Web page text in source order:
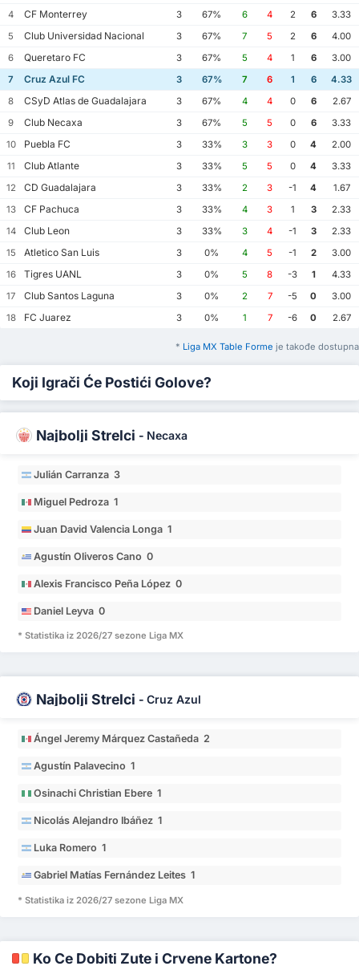
4
CF Monterrey 3 67% 6 4 2 6
3.33
5
Club Universidad Nacional 3 67% 7 5 2 6
4.00
6
Queretaro FC 3 67% 5 4 1 6
3.00
7
Cruz Azul FC 3 67% 7 6 1 6
4.33
8
CSyD Atlas de Guadalajara 3 67% 4 4 0 6
2.67
9
Club Necaxa 3 67% 5 5 0 6
3.33
10
Puebla FC 3 33% 3 3 0 4
2.00
11
Club Atlante 3 33% 5 5 0 4
3.33
12
CD Guadalajara 3 33% 2 3 -1 4
1.67
13
CF Pachuca 3 33% 4 3 1 3
2.33
14
Club Leon 3 33% 3 4 -1 3
2.33
15
Atletico San Luis 3 0% 4 5 -1 2
3.00
16
Tigres UANL 3 0% 5 8 -3 1
4.33
17
Club Santos Laguna 3 0% 2 7 -5 0
3.00
18
FC Juarez 3 0% 1 7 -6 0 2.67
* Liga MX Table Forme je takođe dostupna
Koji Igrači Će Postići Golove?
Najbolji Strelci - Necaxa
Julián Carranza 3
Miguel Pedroza 1
Juan David Valencia Longa 1
Agustín Oliveros Cano 0
Alexis Francisco Peña López 0
Daniel Leyva 0
* Statistika iz 2026/27 sezone Liga MX
Najbolji Strelci - Cruz Azul
Ángel Jeremy Márquez Castañeda 2
Agustín Palavecino 1
Osinachi Christian Ebere 1
Nicolás Alejandro Ibáñez 1
Luka Romero 1
Gabriel Matías Fernández Leites 1
* Statistika iz 2026/27 sezone Liga MX
Ko Će Dobiti Žute i Crvene Kartone?